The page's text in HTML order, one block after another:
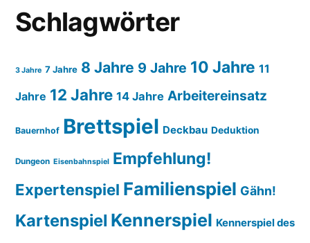
Schlagwörter
3 Jahre 7 Jahre 8 Jahre 9 Jahre 10 Jahre 11
Jahre 12 Jahre 14 Jahre Arbeitereinsatz
Bauernhof Brettspiel Deckbau Deduktion
Dungeon Eisenbahnspiel Empfehlung!
Expertenspiel Familienspiel Gähn!
Kartenspiel Kennerspiel Kennerspiel des